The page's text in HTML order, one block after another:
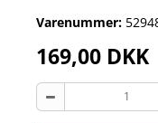
Varenummer:
169,00 DKK